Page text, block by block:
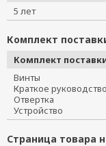
5 лет
Комплект
Комплект
Винты
Краткое
Отвертка
Устройство
Страница товара